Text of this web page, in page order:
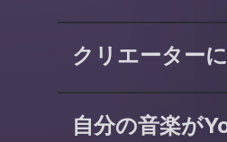
クリエーター
自分の音楽が